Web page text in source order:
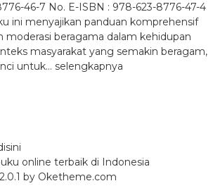
46-7 No. E-ISBN : 978-623-8776-47-4
ini menyajikan panduan komprehensif
moderasi beragama dalam kehidupan
masyarakat yang semakin beragam,
untuk… selengkapnya
online terbaik di Indonesia
by Oketheme.com